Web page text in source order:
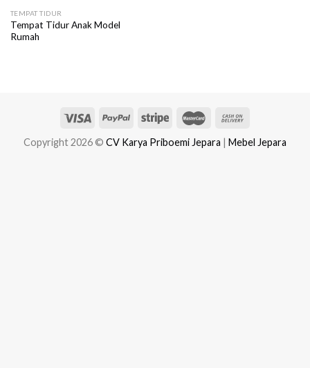
TEMPAT TIDUR
Tempat Tidur Anak Model
Rumah
Copyright 2026 © CV Karya Priboemi Jepara | Mebel Jepara